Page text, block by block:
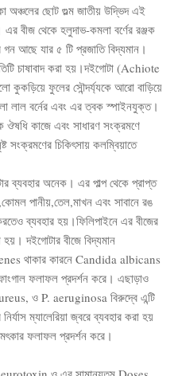
ছোট গুল্ম জাতীয় উদ্ভিদ এই
বীজ থেকে হলুদাভ-কমলা বর্ণের রঞ্জক
গন আছে যার ৫ টি প্রজাতি বিদ্যমান।
চাষাবাদ করা হয়।দইগোটা (Achiote
ফুলের সৌন্দর্য্যকে আরো বাড়িয়ে
লাল বর্নের এবং এর ত্বক স্পাইনযুক্ত।
কাজে এবং সাধারণ সংক্রমণে
সংক্রমণের চিকিৎসায় কলম্বিয়াতে
ব্যবহার অনেক। এর পাল্প থেকে প্রাপ্ত
পানীয়,তেল,মাখন এবং সাবানে রঙ
ব্যবহার হয়।ফিলিপাইনে এর বীজের
হয়। দইগোটার বীজে বিদ্যমান
থাকার কারনে Candida albicans
ফলাফল প্রদর্শন করে। এছাড়াও
ও P. aeruginosa বিরুদ্বে এন্টি
ম্যালেরিয়া জ্বরে ব্যবহার করা হয়
ফলাফল প্রদর্শন করে।